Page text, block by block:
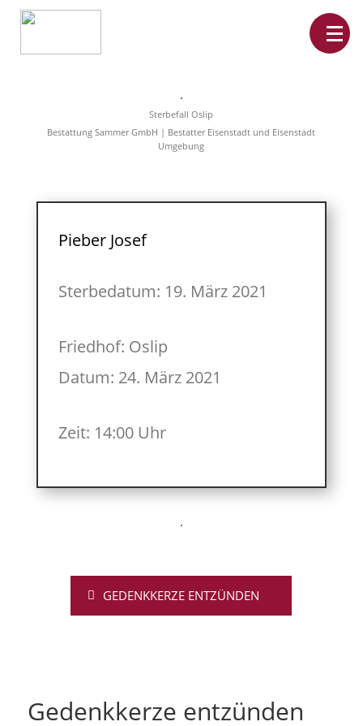
Rat&Hilfe
Sterbefälle
Sterbefall Oslip
Bestattung Sammer GmbH | Bestatter Eisenstadt und Eisenstadt
Umgebung
Pieber Josef
Sterbedatum: 19. März 2021
Friedhof: Oslip
Datum: 24. März 2021
Zeit: 14:00 Uhr
GEDENKKERZE ENTZÜNDEN
Gedenkkerze entzünden